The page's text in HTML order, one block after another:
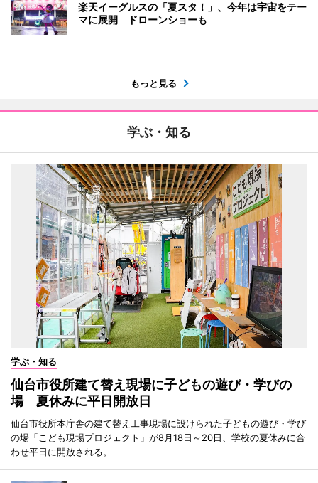
楽天イーグルスの「夏スタ！」、今年は宇宙をテー
マに展開 ドローンショーも
もっと見る
学ぶ・知る
学ぶ・知る
仙台市役所建て替え現場に子どもの遊び・学びの
場 夏休みに平日開放日
仙台市役所本庁舎の建て替え工事現場に設けられた子どもの遊び・学び
の場「こども現場プロジェクト」が8月18日～20日、学校の夏休みに合
わせ平日に開放される。